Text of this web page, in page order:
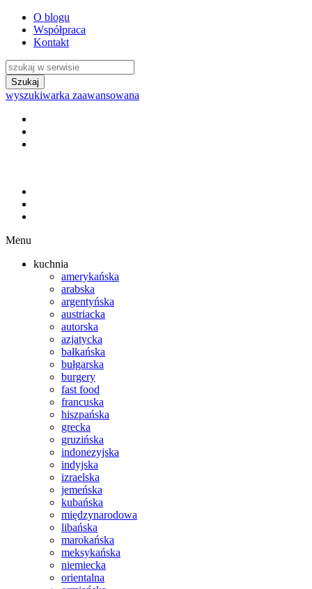
O blogu
Współpraca
Kontakt
wyszukiwarka zaawansowana
Menu
kuchnia
amerykańska
arabska
argentyńska
austriacka
autorska
azjatycka
bałkańska
bułgarska
burgery
fast food
francuska
hiszpańska
grecka
gruzińska
indonezyjska
indyjska
izraelska
jemeńska
kubańska
międzynarodowa
libańska
marokańska
meksykańska
niemiecka
orientalna